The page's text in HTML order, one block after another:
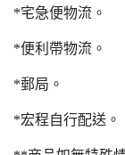
*宅急便物流。
*便利帶物流。
*郵局。
*宏程自行配送。